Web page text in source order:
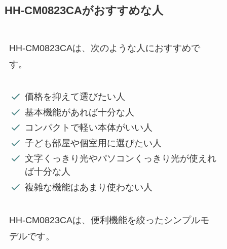
HH-CM0823CAがおすすめな人
HH-CM0823CAは、次のような人におすすめで
す。
価格を抑えて選びたい人
基本機能があれば十分な人
コンパクトで軽い本体がいい人
子ども部屋や個室用に選びたい人
文字くっきり光やパソコンくっきり光が使えれ
ば十分な人
複雑な機能はあまり使わない人
HH-CM0823CAは、便利機能を絞ったシンプルモ
デルです。